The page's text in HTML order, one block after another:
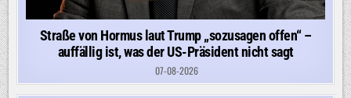
Straße von Hormus laut Trump „sozusagen offen“ –
auffällig ist, was der US-Präsident nicht sagt
07-08-2026